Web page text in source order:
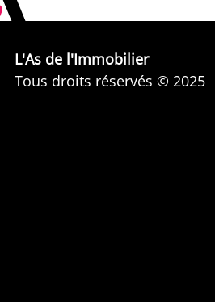
L'As de l'Immobilier
Tous droits réservés © 2025